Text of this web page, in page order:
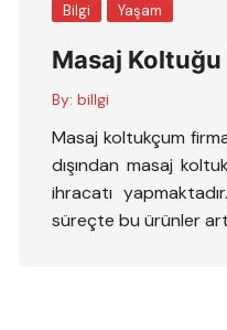
Bilgi Yaşam
Masaj
By: billgi
Masaj koltukçum
dışından masaj
ihracatı
süreçte bu ürünler